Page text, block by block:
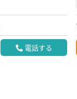
電話する